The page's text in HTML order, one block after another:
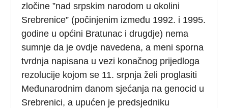
zločine ”nad srpskim narodom u okolini
Srebrenice” (počinjenim između 1992. i 1995.
godine u općini Bratunac i drugdje) nema
sumnje da je ovdje navedena, a meni sporna
tvrdnja napisana u vezi konačnog prijedloga
rezolucije kojom se 11. srpnja želi proglasiti
Međunarodnim danom sjećanja na genocid u
Srebrenici, a upućen je predsjedniku